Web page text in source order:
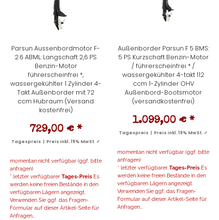
Parsun Aussenbordmotor F-
2.6 ABML: Langschaft 2,6 PS
Benzin-Motor
führerscheinfrei *,
wassergekühlter 1 Zylinder 4-
Takt Außenborder mit 72
ccm Hubraum (Versand
kostenfrei)
729,00 € *
Tagespreis | Preis inkl. 19% MwSt. ✓
momentan nicht verfügbar (ggf. bitte
anfragen)
* letzter verfügbarer Tages-Preis Es
werden keine freien Bestände in den
verfügbaren Lägern angezeigt.
Verwenden Sie ggf. das Fragen-
Formular auf dieser Artikel-Seite für
Anfragen...
Außenborder Parsun F 5 BMS:
5 PS Kurzschaft Benzin-Motor
/ führerscheinfrei * /
wassergekühlter 4-takt 112
ccm 1-Zylinder OHV
Außenbord-Bootsmotor
(versandkostenfrei)
1.099,00 € *
Tagespreis | Preis inkl. 19% MwSt. ✓
momentan nicht verfügbar (ggf. bitte
anfragen)
* letzter verfügbarer Tages-Preis Es
werden keine freien Bestände in den
verfügbaren Lägern angezeigt.
Verwenden Sie ggf. das Fragen-
Formular auf dieser Artikel-Seite für
Anfragen...